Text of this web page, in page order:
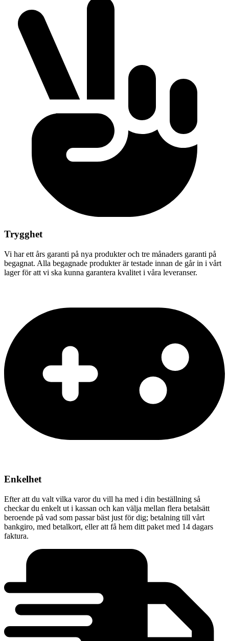
Trygghet
Vi har ett års garanti på nya produkter och tre månaders garanti på
begagnat. Alla begagnade produkter är testade innan de går in i vårt
lager för att vi ska kunna garantera kvalitet i våra leveranser.
Enkelhet
Efter att du valt vilka varor du vill ha med i din beställning så
checkar du enkelt ut i kassan och kan välja mellan flera betalsätt
beroende på vad som passar bäst just för dig; betalning till vårt
bankgiro, med betalkort, eller att få hem ditt paket med 14 dagars
faktura.